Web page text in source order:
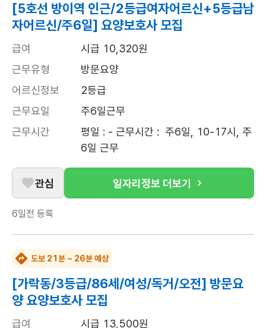
[5호선 방이역 인근/2등급여자어르신+5등급남
자어르신/주6일] 요양보호사 모집
급여
시급 10,320원
근무유형
방문요양
어르신정보
2등급
근무요일
주6일근무
근무시간
평일 : - 근무시간 :  주6일, 10-17시, 주
6일 근무
관심 일자리정보 더보기
6일전 등록
도보 21분 ~ 26분 예상
[가락동/3등급/86세/여성/독거/오전] 방문요
양 요양보호사 모집
급여
시급 13,500원